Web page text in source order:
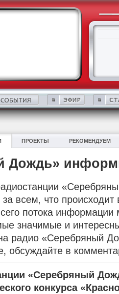
ПРОЕКТЫ РЕКОМЕНДУЕМ
Дождь»
всем, что происходит
потока информации
значимые и
радио «Серебряный
обсуждайте в
«Серебряный
конкурса